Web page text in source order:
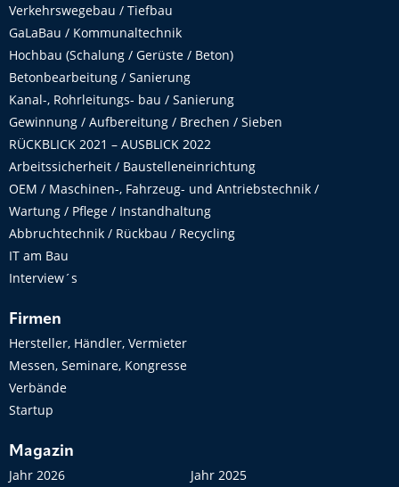
Verkehrswegebau / Tiefbau
GaLaBau / Kommunaltechnik
Hochbau (Schalung / Gerüste / Beton)
Betonbearbeitung / Sanierung
Kanal-, Rohrleitungs- bau / Sanierung
Gewinnung / Aufbereitung / Brechen / Sieben
RÜCKBLICK 2021 – AUSBLICK 2022
Arbeitssicherheit / Baustelleneinrichtung
OEM / Maschinen-, Fahrzeug- und Antriebstechnik /
Wartung / Pflege / Instandhaltung
Abbruchtechnik / Rückbau / Recycling
IT am Bau
Interview´s
Firmen
Hersteller, Händler, Vermieter
Messen, Seminare, Kongresse
Verbände
Startup
Magazin
Jahr 2026
Jahr 2025